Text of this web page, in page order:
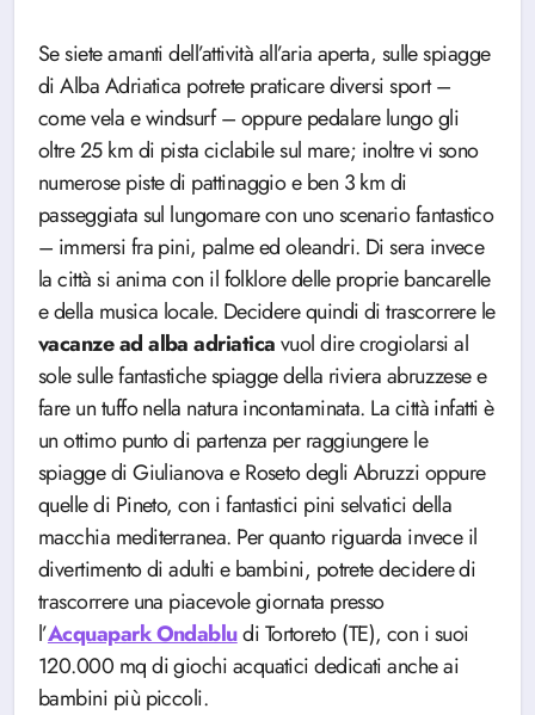
Se siete amanti dell’attività all’aria aperta, sulle spiagge
di Alba Adriatica potrete praticare diversi sport –
come vela e windsurf – oppure pedalare lungo gli
oltre 25 km di pista ciclabile sul mare; inoltre vi sono
numerose piste di pattinaggio e ben 3 km di
passeggiata sul lungomare con uno scenario fantastico
– immersi fra pini, palme ed oleandri. Di sera invece
la città si anima con il folklore delle proprie bancarelle
e della musica locale. Decidere quindi di trascorrere le
vacanze ad alba adriaticavuol dire crogiolarsi al
sole sulle fantastiche spiagge della riviera abruzzese e
fare un tuffo nella natura incontaminata. La città infatti è
un ottimo punto di partenza per raggiungere le
spiagge di Giulianova e Roseto degli Abruzzi oppure
quelle di Pineto, con i fantastici pini selvatici della
macchia mediterranea. Per quanto riguarda invece il
divertimento di adulti e bambini, potrete decidere di
trascorrere una piacevole giornata presso
l’Acquapark Ondabludi Tortoreto (TE), con i suoi
120.000 mq di giochi acquatici dedicati anche ai
bambini più piccoli.